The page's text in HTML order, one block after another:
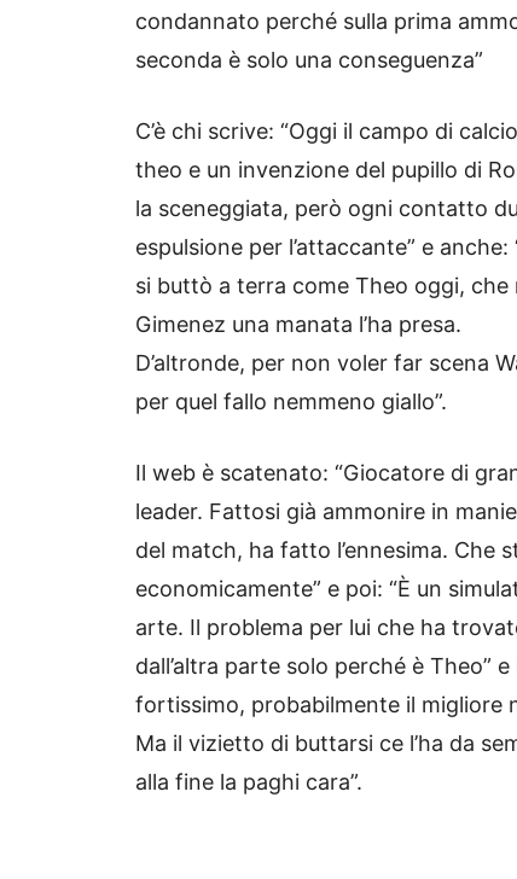
condannato perché sulla prima
seconda è solo una conseguenza”
C’è chi scrive: “Oggi il campo di
theo e un invenzione del pupillo di
la sceneggiata, però ogni contatto
espulsione per l’attaccante” e
si buttò a terra come Theo oggi,
Gimenez una manata l’ha presa.
D’altronde, per non voler far scena
per quel fallo nemmeno giallo”.
Il web è scatenato: “Giocatore di
leader. Fattosi già ammonire in
del match, ha fatto l’ennesima. Che
economicamente” e poi: “È un
arte. Il problema per lui che ha
dall’altra parte solo perché è Theo”
fortissimo, probabilmente il migliore
Ma il vizietto di buttarsi ce l’ha da
alla fine la paghi cara”.